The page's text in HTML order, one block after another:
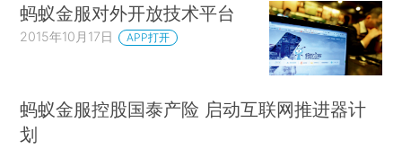
蚂蚁金服对外开放技术平台
2015年10月17日 APP打开
蚂蚁金服控股国泰产险 启动互联网推进器计
划